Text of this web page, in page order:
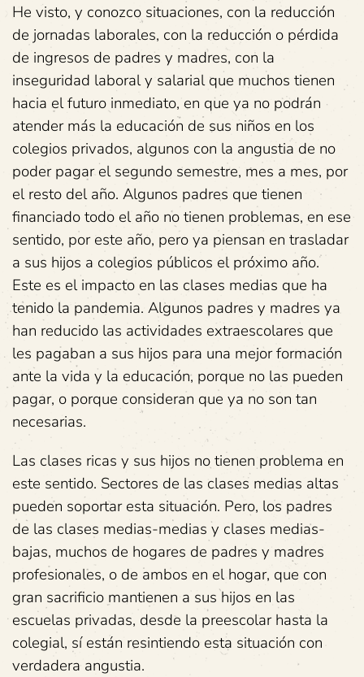
He visto, y conozco situaciones, con la reducción
de jornadas laborales, con la reducción o pérdida
de ingresos de padres y madres, con la
inseguridad laboral y salarial que muchos tienen
hacia el futuro inmediato, en que ya no podrán
atender más la educación de sus niños en los
colegios privados, algunos con la angustia de no
poder pagar el segundo semestre, mes a mes, por
el resto del año. Algunos padres que tienen
financiado todo el año no tienen problemas, en ese
sentido, por este año, pero ya piensan en trasladar
a sus hijos a colegios públicos el próximo año.
Este es el impacto en las clases medias que ha
tenido la pandemia. Algunos padres y madres ya
han reducido las actividades extraescolares que
les pagaban a sus hijos para una mejor formación
ante la vida y la educación, porque no las pueden
pagar, o porque consideran que ya no son tan
necesarias.
Las clases ricas y sus hijos no tienen problema en
este sentido. Sectores de las clases medias altas
pueden soportar esta situación. Pero, los padres
de las clases medias-medias y clases medias-
bajas, muchos de hogares de padres y madres
profesionales, o de ambos en el hogar, que con
gran sacrificio mantienen a sus hijos en las
escuelas privadas, desde la preescolar hasta la
colegial, sí están resintiendo esta situación con
verdadera angustia.